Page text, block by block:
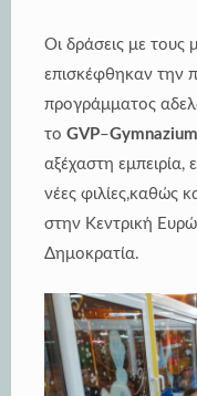
Οι δράσεις με τους
επισκέφθηκαν την
προγράμματος
το GVP–
αξέχαστη
νέες φιλίες,καθώς
στην Κεντρική
Δημοκρατία.